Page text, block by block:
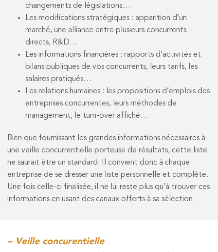
changements de législations…
Les modifications stratégiques : apparition d’un
marché, une alliance entre plusieurs concurrents
directs, R&D…
Les informations financières : rapports d’activités et
bilans publiques de vos concurrents, leurs tarifs, les
salaires pratiqués…
Les relations humaines : les propositions d’emplois des
entreprises concurrentes, leurs méthodes de
management, le turn-over affiché…
Bien que fournissant les grandes informations nécessaires à
une veille concurrentielle porteuse de résultats, cette liste
ne saurait être un standard. Il convient donc à chaque
entreprise de se dresser une liste personnelle et complète.
Une fois celle-ci finalisée, il ne lui reste plus qu’à trouver ces
informations en usant des canaux offerts à sa sélection.
– Veille concurentielle